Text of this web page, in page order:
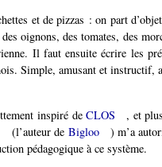
et de pizzas : on part
oignons, des tomates, des
Il faut ensuite écrire les
Simple, amusant et
inspiré deCLOS
, et
(l’auteur de Bigloo ) m’a
pédagogique à ce système.